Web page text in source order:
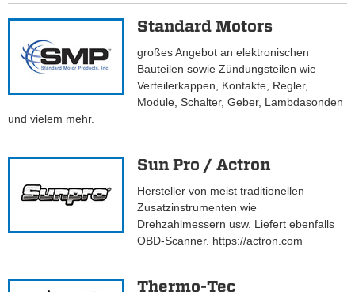
Standard Motors
großes Angebot an elektronischen
Bauteilen sowie Zündungsteilen wie
Verteilerkappen, Kontakte, Regler,
Module, Schalter, Geber, Lambdasonden
und vielem mehr.
Sun Pro / Actron
Hersteller von meist traditionellen
Zusatzinstrumenten wie
Drehzahlmessern usw. Liefert ebenfalls
OBD-Scanner. https://actron.com
Thermo-Tec